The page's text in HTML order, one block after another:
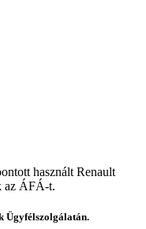
használt Renault
az ÁFÁ-t.
Ügyfélszolgálatán.